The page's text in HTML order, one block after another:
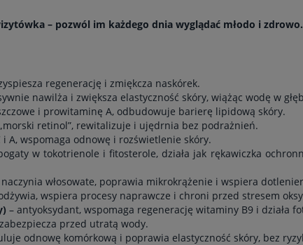
COLLUP
169,15 zł
Cena regularna:199,00 zł
Najniższa cena:199,00 zł
do koszyka
267,00 zł
do koszyka
– pozwól im każdego dnia wyglądać młodo i zdrowo.
regenerację i zmiękcza naskórek.
nawilża i zwiększa elastyczność skóry, wiążąc wodę w
i prowitaminę A, odbudowuje barierę lipidową skóry.
retinol”, rewitalizuje i ujędrnia bez podrażnień.
i A, wspomaga odnowę i rozświetlenie skóry.
w tokotrienole i fitosterole, działa jak rękawiczka
włosowate, poprawia mikrokrążenie i wspiera
wspiera procesy naprawcze i chroni przed stresem
– antyoksydant, wspomaga regenerację witaminy B9 i działa
przed utratą wody.
odnowę komórkową i poprawia elastyczność skóry, bez